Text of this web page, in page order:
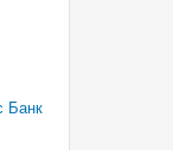
Банк